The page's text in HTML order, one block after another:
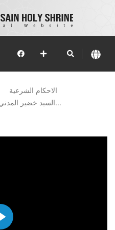
الاحكام الشرعية
السيد خضير المدني - ما حكم السلام بين الاجنبي والا...
Play